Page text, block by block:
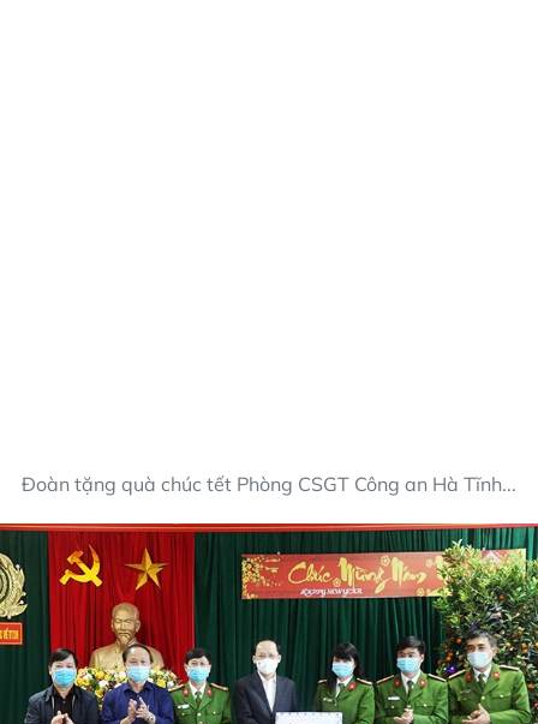
Đoàn tặng quà chúc tết Phòng CSGT Công an Hà Tĩnh...